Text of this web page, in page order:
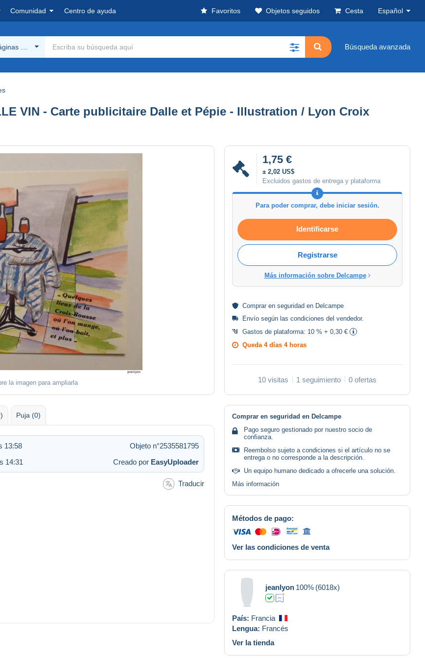
Comunidad Centro de ayuda Favoritos Objetos seguidos Cesta Español
Delcampe Búsqueda avanzada
VIN - Carte publicitaire Dalle et Pépie - Illustration / Lyon Croix
la imagen para ampliarla
1,75 €
± 2,02 US$
Excluidos gastos de entrega y plataforma
Para poder comprar, debe iniciar sesión.
Identificarse
Registrarse
Más información sobre Delcampe
Comprar en seguridad en Delcampe
Envío según las condiciones del vendedor.
Gastos de plataforma: 10 % + 0,30 €
Queda 4 días 4 horas
10 visitas 1 seguimiento 0 ofertas
Puja (0)
13:58
Objeto n°2535581795
14:31 Creado por EasyUploader
Traducir
Comprar en seguridad en Delcampe
Pago seguro gestionado por nuestro socio de
confianza.
Reembolso sujeto a condiciones si el artículo no se
entrega o no corresponde a la descripción.
Un equipo humano dedicado a ofrecerle una solución.
Más información
Métodos de pago:
Ver las condiciones de venta
jeanlyon 100% (6018x)
País: Francia
Lengua: Francés
Ver la tienda